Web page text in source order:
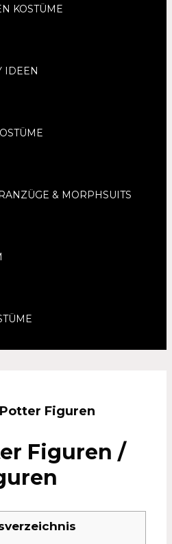
KOSTÜME
IDEEN
& MORPHSUITS
Figuren
Figuren /